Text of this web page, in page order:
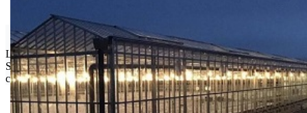
Isporuka Info
Limit za porudžbinu je500.00 dinaraza isporuku na teritoriji
Srbije. Za inostranstvo, molimo da nas kontaktirate za informacije o
ceni i mogućnostima isporuke.